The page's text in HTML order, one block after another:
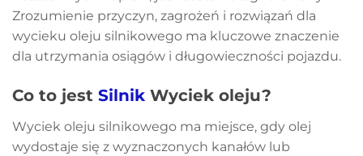
Zrozumienie przyczyn, zagrożeń i rozwiązań dla
wycieku oleju silnikowego ma kluczowe znaczenie
dla utrzymania osiągów i długowieczności pojazdu.
Co to jest Silnik Wyciek oleju?
Wyciek oleju silnikowego ma miejsce, gdy olej
wydostaje się z wyznaczonych kanałów lub